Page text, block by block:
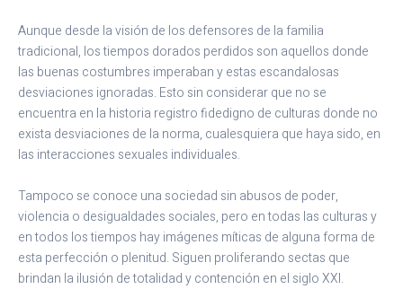
Aunque desde la visión de los defensores de la familia
tradicional, los tiempos dorados perdidos son aquellos donde
las buenas costumbres imperaban y estas escandalosas
desviaciones ignoradas. Esto sin considerar que no se
encuentra en la historia registro fidedigno de culturas donde no
exista desviaciones de la norma, cualesquiera que haya sido, en
las interacciones sexuales individuales.
Tampoco se conoce una sociedad sin abusos de poder,
violencia o desigualdades sociales, pero en todas las culturas y
en todos los tiempos hay imágenes míticas de alguna forma de
esta perfección o plenitud. Siguen proliferando sectas que
brindan la ilusión de totalidad y contención en el siglo XXI.